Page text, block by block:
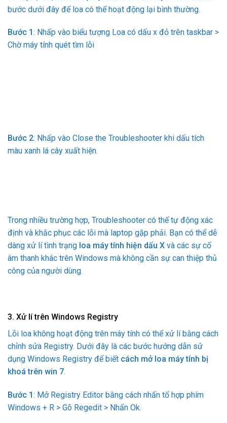
bước dưới đây để loa có thể hoạt động lại bình thường.
Bước 1 : Nhấp vào biểu tượng Loa có dấu x đỏ trên taskbar >
Chờ máy tính quét tìm lỗi
Bước 2: Nhấp vào Close the Troubleshooter khi dấu tích
màu xanh lá cây xuất hiện.
Trong nhiều trường hợp, Troubleshooter có thể tự động xác
định và khắc phục các lỗi mà laptop gặp phải. Bạn có thể dễ
dàng xử lí tình trạng loa máy tính hiện dấu X và các sự cố
âm thanh khác trên Windows mà không cần sự can thiệp thủ
công của người dùng.
3. Xử lí trên Windows Registry
Lỗi loa không hoạt động trên máy tính có thể xử lí bằng cách
chỉnh sửa Registry. Dưới đây là các bước hướng dẫn sử
dụng Windows Registry để biết cách mở loa máy tính bị
khoá trên win 7.
Bước 1 : Mở Registry Editor bằng cách nhấn tổ hợp phím
Windows + R > Gõ Regedit > Nhấn Ok.